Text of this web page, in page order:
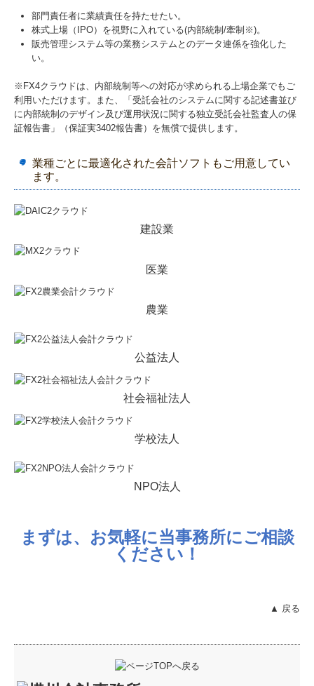
部門責任者に業績責任を持たせたい。
株式上場（IPO）を視野に入れている(内部統制/牽制※)。
販売管理システム等の業務システムとのデータ連係を強化した
い。
※FX4クラウドは、内部統制等への対応が求められる上場企業でもご
利用いただけます。また、「受託会社のシステムに関する記述書並び
に内部統制のデザイン及び運用状況に関する独立受託会社監査人の保
証報告書」（保証実3402報告書）を無償で提供します。
業種ごとに最適化された会計ソフトもご用意してい
ます。
建設業
医業
農業
公益法人
社会福祉法人
学校法人
NPO法人
まずは、お気軽に当事務所にご相談
ください！
▲ 戻る